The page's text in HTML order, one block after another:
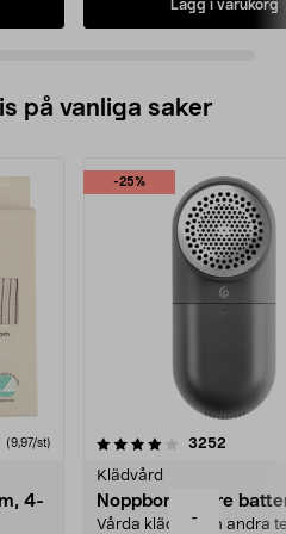
-
Lägg i varukorg
på vanliga saker
(9,97/st)
4-
-25%
3252
Klädvård
Noppborttagare
Vårda kläder och andra
4.5av 5 stjärnor